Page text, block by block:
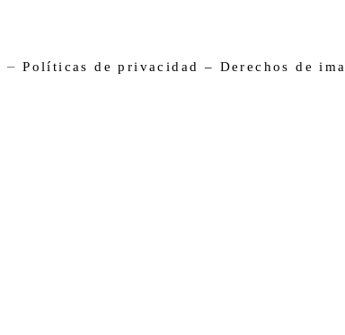
–Políticas de privacidad – Derechos de